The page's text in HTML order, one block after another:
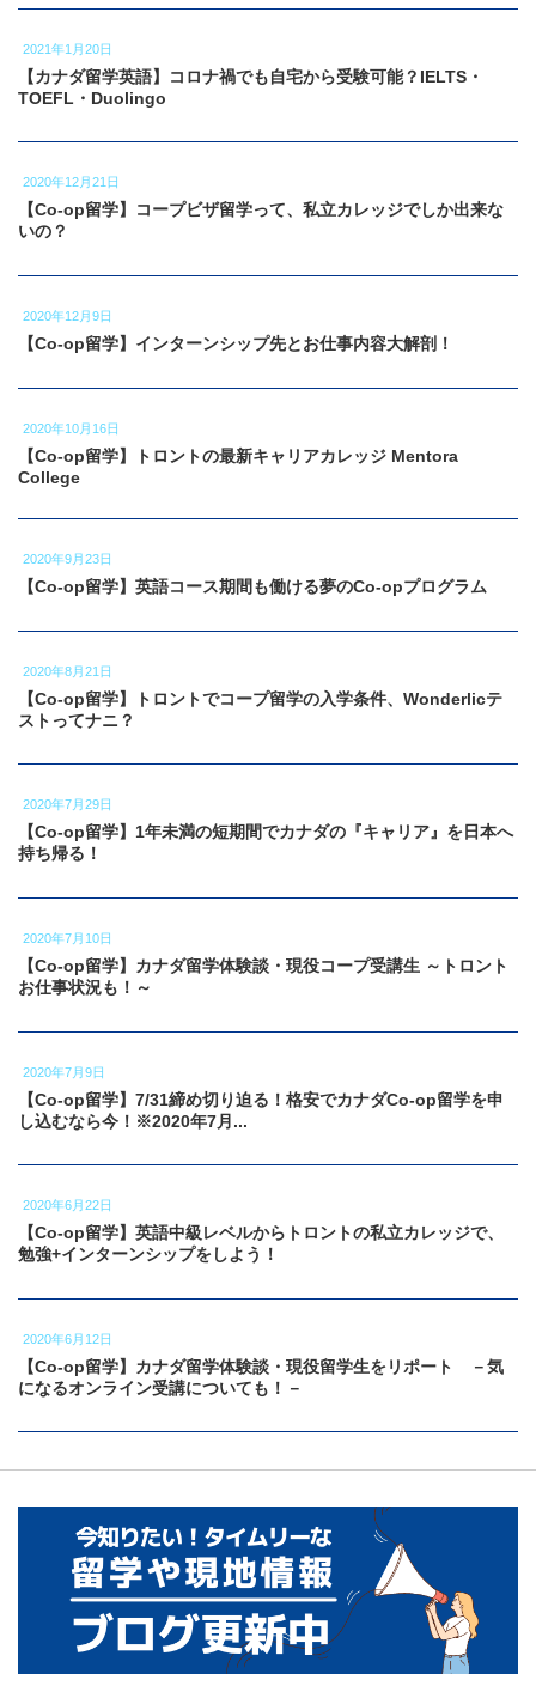
2021年1月20日
【カナダ留学英語】コロナ禍でも自宅から受験可能？IELTS・
TOEFL・Duolingo
2020年12月21日
【Co-op留学】コープビザ留学って、私立カレッジでしか出来な
いの？
2020年12月9日
【Co-op留学】インターンシップ先とお仕事内容大解剖！
2020年10月16日
【Co-op留学】トロントの最新キャリアカレッジ Mentora
College
2020年9月23日
【Co-op留学】英語コース期間も働ける夢のCo-opプログラム
2020年8月21日
【Co-op留学】トロントでコープ留学の入学条件、Wonderlicテ
ストってナニ？
2020年7月29日
【Co-op留学】1年未満の短期間でカナダの『キャリア』を日本へ
持ち帰る！
2020年7月10日
【Co-op留学】カナダ留学体験談・現役コープ受講生 ～トロント
お仕事状況も！～
2020年7月9日
【Co-op留学】7/31締め切り迫る！格安でカナダCo-op留学を申
し込むなら今！※2020年7月...
2020年6月22日
【Co-op留学】英語中級レベルからトロントの私立カレッジで、
勉強+インターンシップをしよう！
2020年6月12日
【Co-op留学】カナダ留学体験談・現役留学生をリポート －気
になるオンライン受講についても！－